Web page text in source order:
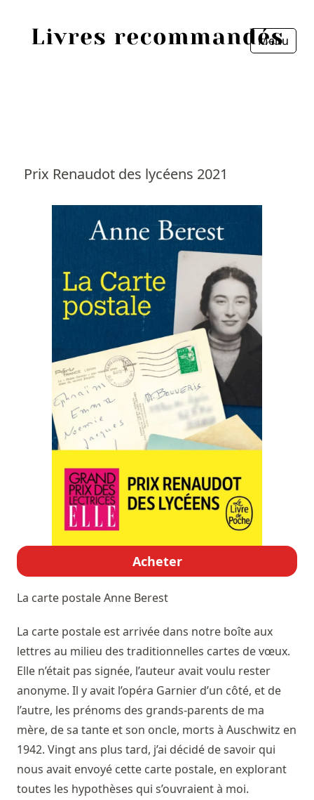
Menu
Prix Renaudot des lycéens 2021
Acheter
La carte postaleAnne Berest
La carte postale est arrivée dans notre boîte aux
lettres au milieu des traditionnelles cartes de vœux.
Elle n’était pas signée, l’auteur avait voulu rester
anonyme. Il y avait l’opéra Garnier d’un côté, et de
l’autre, les prénoms des grands-parents de ma
mère, de sa tante et son oncle, morts à Auschwitz en
1942. Vingt ans plus tard, j’ai décidé de savoir qui
nous avait envoyé cette carte postale, en explorant
toutes les hypothèses qui s’ouvraient à moi.
Livres les plus recommandés
Prix littéraires
Fermer